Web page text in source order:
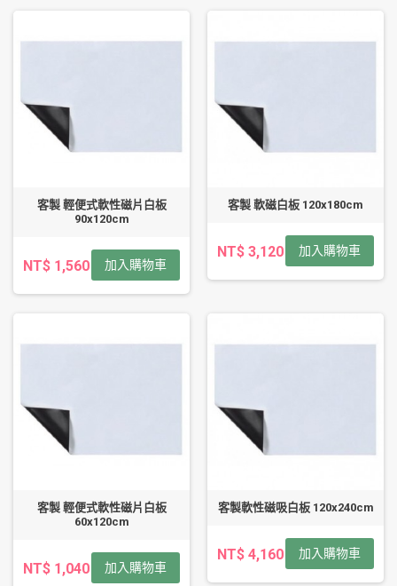
客製 輕便式軟性磁片白板
90x120cm
NT$ 1,560 加入購物車
客製 軟磁白板 120x180cm
NT$ 3,120 加入購物車
客製 輕便式軟性磁片白板
60x120cm
NT$ 1,040 加入購物車
客製軟性磁吸白板 120x240cm
NT$ 4,160 加入購物車